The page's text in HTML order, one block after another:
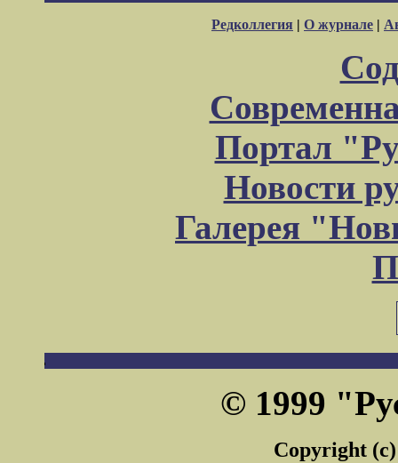
Редколлегия | О журнале |
Портал
Новости
Галерея
© 1999
Copyright